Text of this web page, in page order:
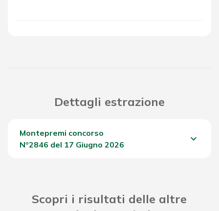
Dettagli estrazione
Montepremi concorso
Nº2846 del 17 Giugno 2026
keyboard_arrow_down
Scopri i risultati delle altre